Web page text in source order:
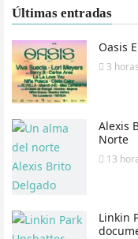
Últimas entradas
Oasis
3 horas
Alexis
Norte
13
Linkin